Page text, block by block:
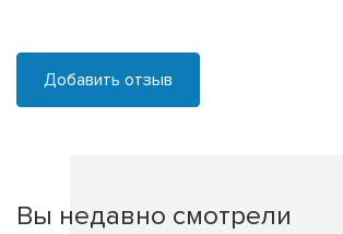
Добавить отзыв
Вы недавно смотрели